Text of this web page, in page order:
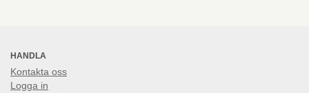
HANDLA
Kontakta oss
Logga in